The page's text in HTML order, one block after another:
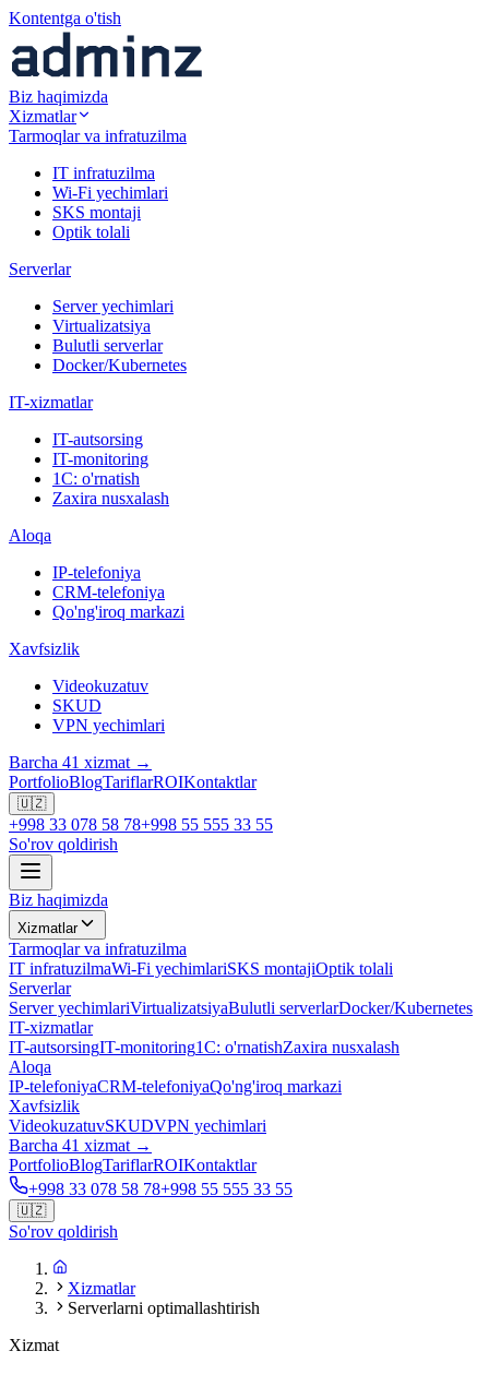
Kontentga o'tish
Biz haqimizda
Xizmatlar
Tarmoqlar va infratuzilma
IT infratuzilma
Wi-Fi yechimlari
SKS montaji
Optik tolali
Serverlar
Server yechimlari
Virtualizatsiya
Bulutli serverlar
Docker/Kubernetes
IT-xizmatlar
IT-autsorsing
IT-monitoring
1C: o'rnatish
Zaxira nusxalash
Aloqa
IP-telefoniya
CRM-telefoniya
Qo'ng'iroq markazi
Xavfsizlik
Videokuzatuv
SKUD
VPN yechimlari
Barcha 41 xizmat →
PortfolioBlogTariflarROIKontaktlar
🇺🇿
+998 33 078 58 78+998 55 555 33 55
So'rov qoldirish
Biz haqimizda
Xizmatlar
Tarmoqlar va infratuzilma
IT infratuzilmaWi-Fi yechimlariSKS montajiOptik tolali
Serverlar
Server yechimlariVirtualizatsiyaBulutli serverlarDocker/Kubernetes
IT-xizmatlar
IT-autsorsingIT-monitoring1C: o'rnatishZaxira nusxalash
Aloqa
IP-telefoniyaCRM-telefoniyaQo'ng'iroq markazi
Xavfsizlik
VideokuzatuvSKUDVPN yechimlari
Barcha 41 xizmat →
PortfolioBlogTariflarROIKontaktlar
+998 33 078 58 78+998 55 555 33 55
🇺🇿
So'rov qoldirish
Xizmatlar
Serverlarni optimallashtirish
Xizmat